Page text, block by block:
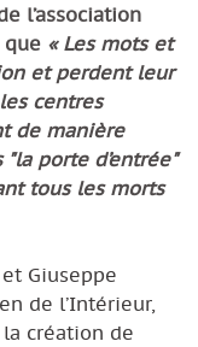
l’association
« Les mots et
et perdent leur
centres
de manière
"la porte d’entrée"
tous les morts
Giuseppe
de l’Intérieur,
création de